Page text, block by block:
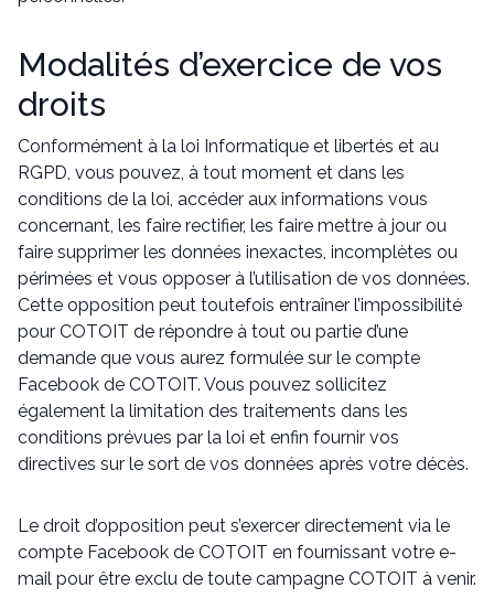
Modalités d’exercice de vos
droits
Conformément à la loi Informatique et libertés et au
RGPD, vous pouvez, à tout moment et dans les
conditions de la loi, accéder aux informations vous
concernant, les faire rectifier, les faire mettre à jour ou
faire supprimer les données inexactes, incomplètes ou
périmées et vous opposer à l’utilisation de vos données.
Cette opposition peut toutefois entraîner l’impossibilité
pour COTOIT de répondre à tout ou partie d’une
demande que vous aurez formulée sur le compte
Facebook de COTOIT. Vous pouvez sollicitez
également la limitation des traitements dans les
conditions prévues par la loi et enfin fournir vos
directives sur le sort de vos données après votre décès.
Le droit d’opposition peut s’exercer directement via le
compte Facebook de COTOIT en fournissant votre e-
mail pour être exclu de toute campagne COTOIT à venir.